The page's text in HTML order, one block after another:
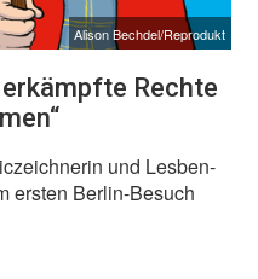
Alison Bechdel/Reprodukt
Rechte
und Lesben-
ersten Berlin-Besuch